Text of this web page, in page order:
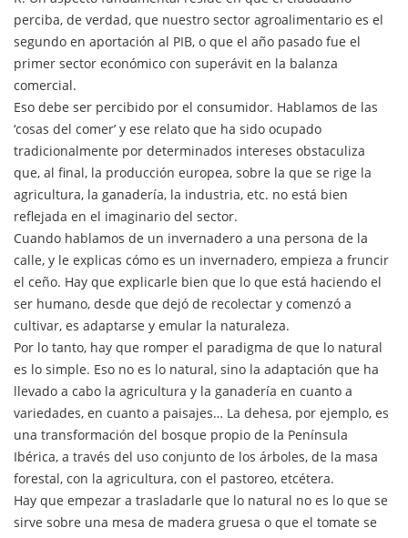
perciba, de verdad, que nuestro sector agroalimentario es el
segundo en aportación al PIB, o que el año pasado fue el
primer sector económico con superávit en la balanza
comercial.
Eso debe ser percibido por el consumidor. Hablamos de las
‘cosas del comer’ y ese relato que ha sido ocupado
tradicionalmente por determinados intereses obstaculiza
que, al final, la producción europea, sobre la que se rige la
agricultura, la ganadería, la industria, etc. no está bien
reflejada en el imaginario del sector.
Cuando hablamos de un invernadero a una persona de la
calle, y le explicas cómo es un invernadero, empieza a fruncir
el ceño. Hay que explicarle bien que lo que está haciendo el
ser humano, desde que dejó de recolectar y comenzó a
cultivar, es adaptarse y emular la naturaleza.
Por lo tanto, hay que romper el paradigma de que lo natural
es lo simple. Eso no es lo natural, sino la adaptación que ha
llevado a cabo la agricultura y la ganadería en cuanto a
variedades, en cuanto a paisajes… La dehesa, por ejemplo, es
una transformación del bosque propio de la Península
Ibérica, a través del uso conjunto de los árboles, de la masa
forestal, con la agricultura, con el pastoreo, etcétera.
Hay que empezar a trasladarle que lo natural no es lo que se
sirve sobre una mesa de madera gruesa o que el tomate se